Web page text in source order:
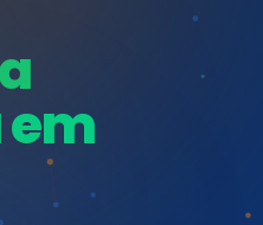
em ISO 27001,
ISO 9001, ISO
— Gestão de